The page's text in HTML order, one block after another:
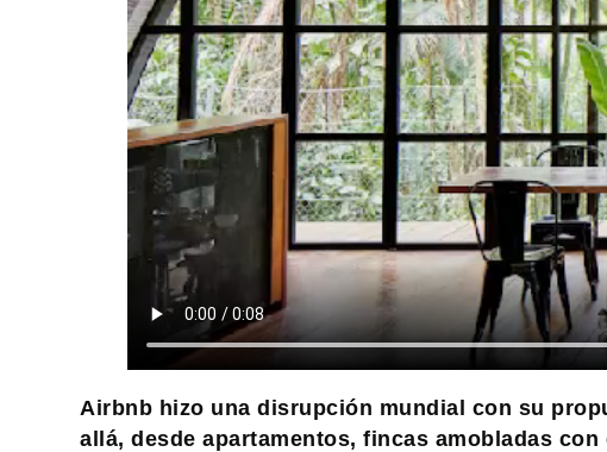
Airbnb hizo una disrupción mundial con su
allá, desde apartamentos, fincas amobladas